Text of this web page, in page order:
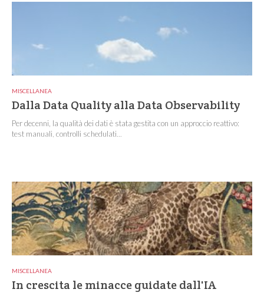
MISCELLANEA
Dalla Data Quality alla Data Observability
Per decenni, la qualità dei dati è stata gestita con un approccio reattivo:
test manuali, controlli schedulati...
MISCELLANEA
In crescita le minacce guidate dall'IA